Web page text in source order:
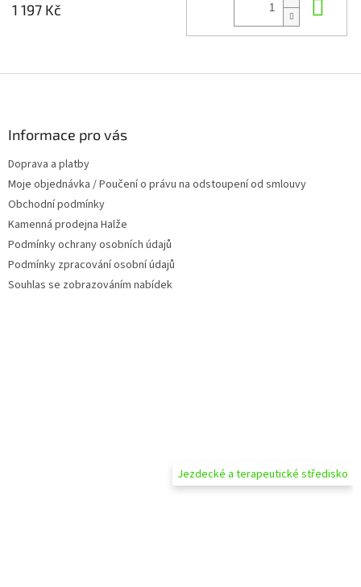
1 197 Kč
Informace pro vás
Doprava a platby
Moje objednávka / Poučení o právu na odstoupení od smlouvy
Obchodní podmínky
Kamenná prodejna Halže
Podmínky ochrany osobních údajů
Podmínky zpracování osobní údajů
Souhlas se zobrazováním nabídek
Jezdecké a terapeutické středisko